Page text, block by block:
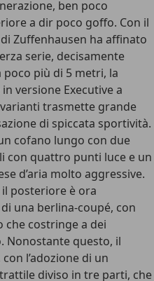
, ben poco
a dir poco goffo. Con il
Zuffenhausen ha affinato
serie, decisamente
poco più di 5 metri, la
versione Executive a
trasmette grande
di spiccata sportività.
cofano lungo con due
con quattro punti luce e un
d’aria molto aggressive.
posteriore è ora
una berlina-coupé, con
costringe a dei
Nonostante questo, il
con l’adozione di un
diviso in tre parti, che